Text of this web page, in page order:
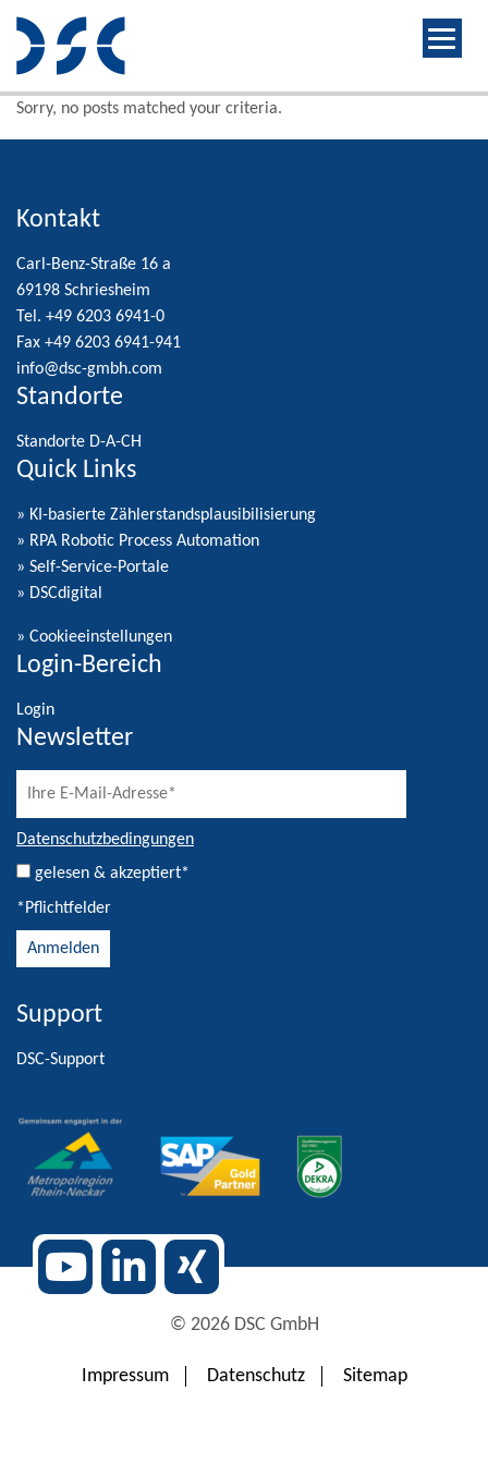
Sorry, no posts matched your criteria.
Kontakt
Carl-Benz-Straße 16 a
69198 Schriesheim
Tel. +49 6203 6941-0
Fax +49 6203 6941-941
info@dsc-gmbh.com
Standorte
Standorte D-A-CH
Quick Links
» KI-basierte Zählerstandsplausibilisierung
» RPA Robotic Process Automation
» Self-Service-Portale
» DSCdigital
» Cookieeinstellungen
Login-Bereich
Login
Newsletter
Datenschutzbedingungen
gelesen & akzeptiert*
*Pflichtfelder
Alternative:
Support
DSC-Support
© 2026 DSC GmbH
Impressum Datenschutz Sitemap